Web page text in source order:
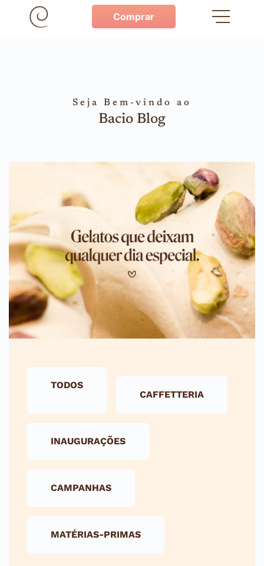
Comprar
Seja Bem-vindo ao
Bacio Blog
TODOS
CAFFETTERIA
INAUGURAÇÕES
CAMPANHAS
MATÉRIAS-PRIMAS